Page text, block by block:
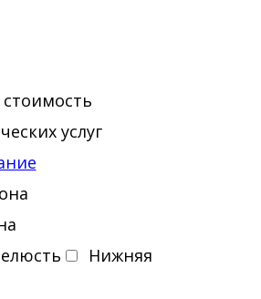
Synergy GmbH
Techniques in Endodontic
стоимость
услуг
Нижняя